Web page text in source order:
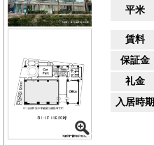
平米
賃料
保証金
礼金
入居時期